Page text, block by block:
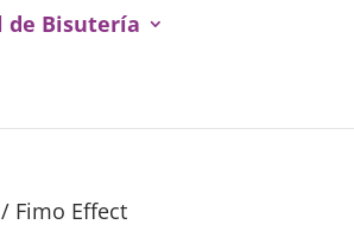
de Bisutería
/ Fimo Effect